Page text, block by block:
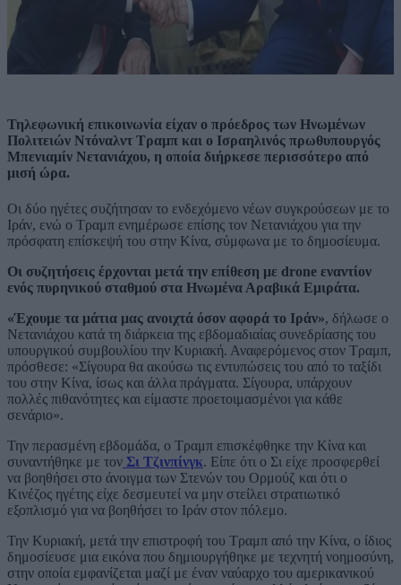
Τηλεφωνική επικοινωνία είχαν ο πρόεδρος των Ηνωμένων
Πολιτειών Ντόναλντ Τραμπ και ο Ισραηλινός πρωθυπουργός
Μπενιαμίν Νετανιάχου, η οποία διήρκεσε περισσότερο από
μισή ώρα.
Οι δύο ηγέτες συζήτησαν το ενδεχόμενο νέων συγκρούσεων με το
Ιράν, ενώ ο Τραμπ ενημέρωσε επίσης τον Νετανιάχου για την
πρόσφατη επίσκεψή του στην Κίνα, σύμφωνα με το δημοσίευμα.
Οι συζητήσεις έρχονται μετά την επίθεση με drone εναντίον
ενός πυρηνικού σταθμού στα Ηνωμένα Αραβικά Εμιράτα.
«Έχουμε τα μάτια μας ανοιχτά όσον αφορά το Ιράν», δήλωσε ο
Νετανιάχου κατά τη διάρκεια της εβδομαδιαίας συνεδρίασης του
υπουργικού συμβουλίου την Κυριακή. Αναφερόμενος στον Τραμπ,
πρόσθεσε: «Σίγουρα θα ακούσω τις εντυπώσεις του από το ταξίδι
του στην Κίνα, ίσως και άλλα πράγματα. Σίγουρα, υπάρχουν
πολλές πιθανότητες και είμαστε προετοιμασμένοι για κάθε
σενάριο».
Την περασμένη εβδομάδα, ο Τραμπ επισκέφθηκε την Κίνα και
συναντήθηκε με τον Σι Τζινπίνγκ. Είπε ότι ο Σι είχε προσφερθεί
να βοηθήσει στο άνοιγμα των Στενών του Ορμούζ και ότι ο
Κινέζος ηγέτης είχε δεσμευτεί να μην στείλει στρατιωτικό
εξοπλισμό για να βοηθήσει το Ιράν στον πόλεμο.
Την Κυριακή, μετά την επιστροφή του Τραμπ από την Κίνα, ο ίδιος
δημοσίευσε μια εικόνα που δημιουργήθηκε με τεχνητή νοημοσύνη,
στην οποία εμφανίζεται μαζί με έναν ναύαρχο του αμερικανικού